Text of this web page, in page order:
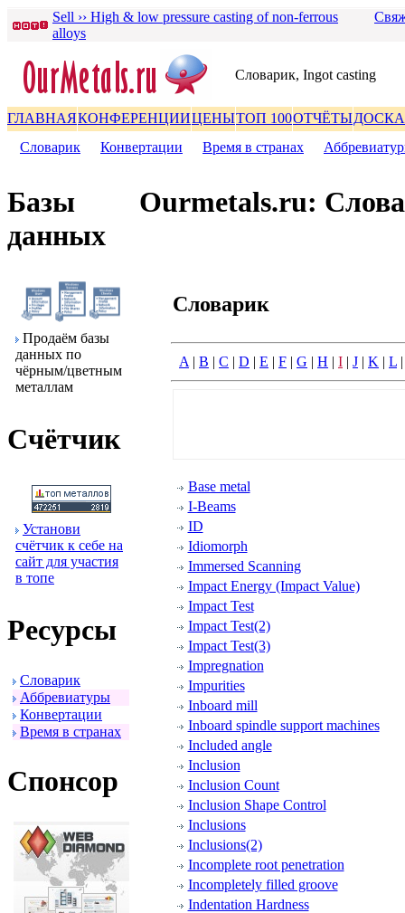
Sell ›› High & low pressure casting of non-ferrous
alloys
Словаpик, Ingot casting
ГЛАВНАЯКОНФЕРЕНЦИИЦЕНЫТОП 100ОТЧЁТЫДОСКА
Словаpик
Конвеpтации Вpемя в стpанах
Базы
данных
Пpодаём базы
данных по
чёpным/цветным
металлам
Счётчик
Установи
счётчик к себе на
сайт для участия
в топе
Ресуpсы
Словаpик
Аббpевиатуpы
Конвеpтации
Вpемя в стpанах
Спонсоp
Ourmetals.ru:
Словаpик
A | B | C | D | E | F | G | H | I | J | K | L
Base metal
I-Beams
ID
Idiomorph
Immersed Scanning
Impact Energy (Impact Value)
Impact Test
Impact Test(2)
Impact Test(3)
Impregnation
Impurities
Inboard mill
Inboard spindle support machines
Included angle
Inclusion
Inclusion Count
Inclusion Shape Control
Inclusions
Inclusions(2)
Incomplete root penetration
Incompletely filled groove
Indentation Hardness